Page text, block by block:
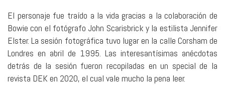
El personaje fue traído a la vida gracias a la colaboración de
Bowie con el fotógrafo John Scarisbrick y la estilista Jennifer
Elster. La sesión fotográfica tuvo lugar en la calle Corsham de
Londres en abril de 1995. Las interesantísimas anécdotas
detrás de la sesión fueron recopiladas en un special de la
revista DEK en 2020, el cual vale mucho la pena leer.